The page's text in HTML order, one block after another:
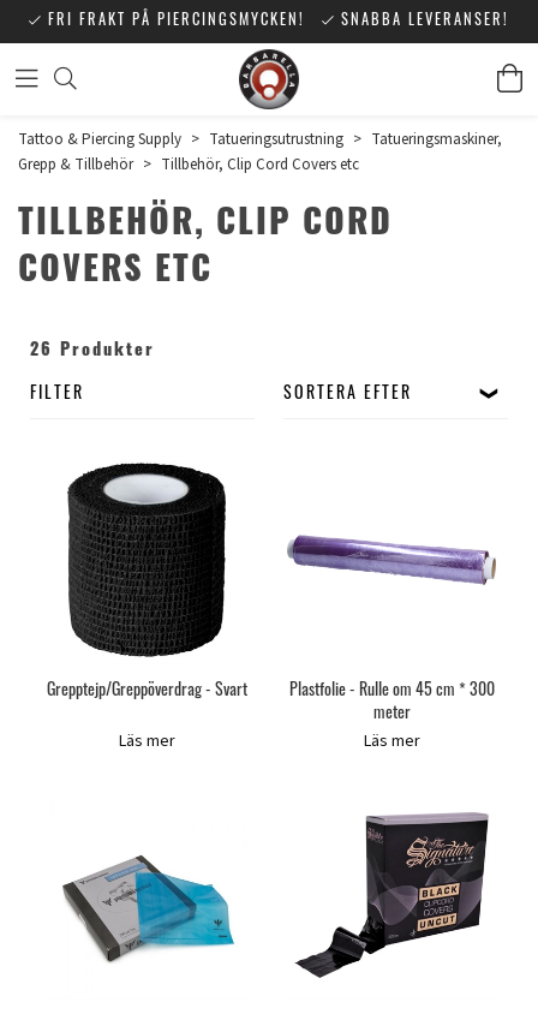
FRI FRAKT PÅ PIERCINGSMYCKEN! SNABBA LEVERANSER!
Tattoo & Piercing Supply > Tatueringsutrustning > Tatueringsmaskiner,
Grepp & Tillbehör > Tillbehör, Clip Cord Covers etc
TILLBEHÖR, CLIP CORD
COVERS ETC
26 Produkter
FILTER SORTERA EFTER
Grepptejp/Greppöverdrag - Svart
Läs mer
Plastfolie - Rulle om 45 cm * 300
meter
Läs mer